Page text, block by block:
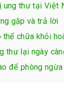
ung thư tại Việt
gặp và trả lời
thể chữa khỏi
thư lại ngày
để phòng